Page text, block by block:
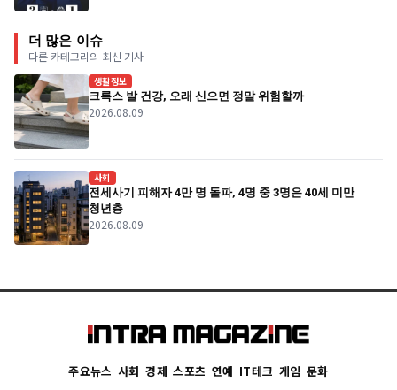
더 많은 이슈
다른 카테고리의 최신 기사
생활정보
크록스 발 건강, 오래 신으면 정말 위험할까
2026.08.09
사회
전세사기 피해자 4만 명 돌파, 4명 중 3명은 40세 미만
청년층
2026.08.09
주요뉴스 사회 경제 스포츠 연예 IT테크 게임 문화